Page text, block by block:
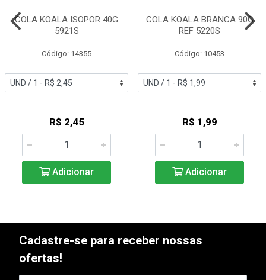
COLA KOALA ISOPOR 40G
5921S
Código: 14355
R$ 2,45
Adicionar
COLA KOALA BRANCA 90G
REF 5220S
Código: 10453
R$ 1,99
Adicionar
Cadastre-se para receber nossas
ofertas!